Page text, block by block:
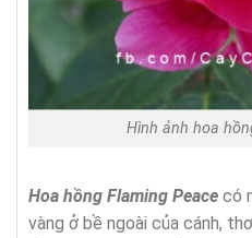
Hình ảnh hoa
Hoa hồng Flaming Peace có
vàng ở bề ngoài của cánh,